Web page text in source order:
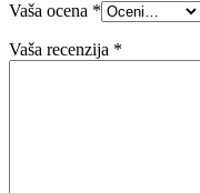
Vaša ocena *
Vaša recenzija *